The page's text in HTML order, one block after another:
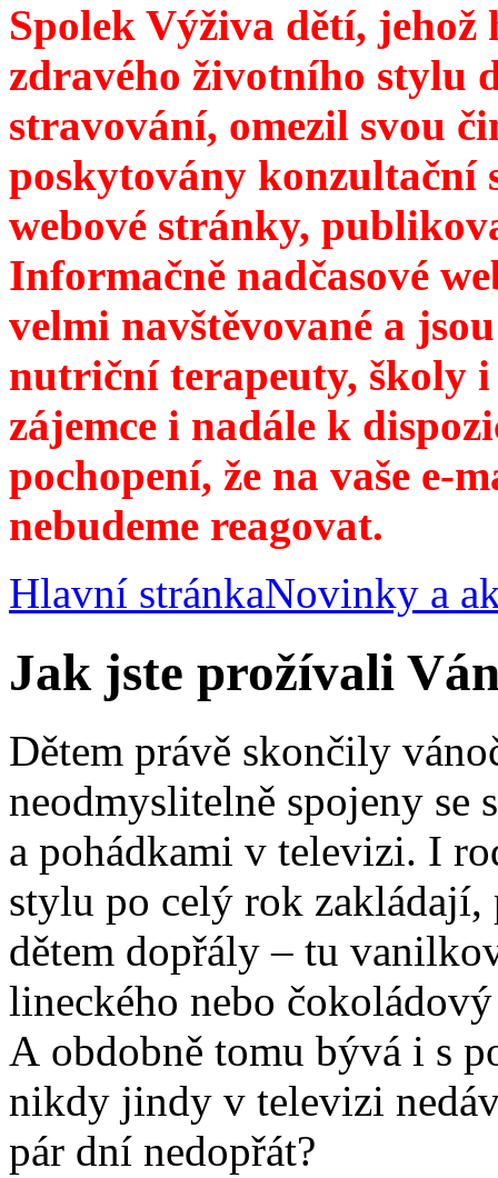
Spolek Výživa dětí,
zdravého životního stylu
stravování, omezil svou
poskytovány konzultační
webové stránky,
Informačně nadčasové
velmi navštěvované a
nutriční terapeuty, školy
zájemce i nadále k
pochopení, že na vaše e-
nebudeme reagovat.
Hlavní stránkaNovinky a
Jak jste prožívali
Dětem právě skončily
neodmyslitelně spojeny se
a pohádkami v televizi. I
stylu po celý rok zakládají,
dětem dopřály – tu
lineckého nebo
A obdobně tomu bývá i s
nikdy jindy v televizi
pár dní nedopřát?